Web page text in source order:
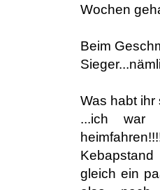
Wochen
Beim
Was habt ihr
...ich
gleich ein